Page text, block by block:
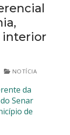
interior
NOTÍCIA
da
Senar
de